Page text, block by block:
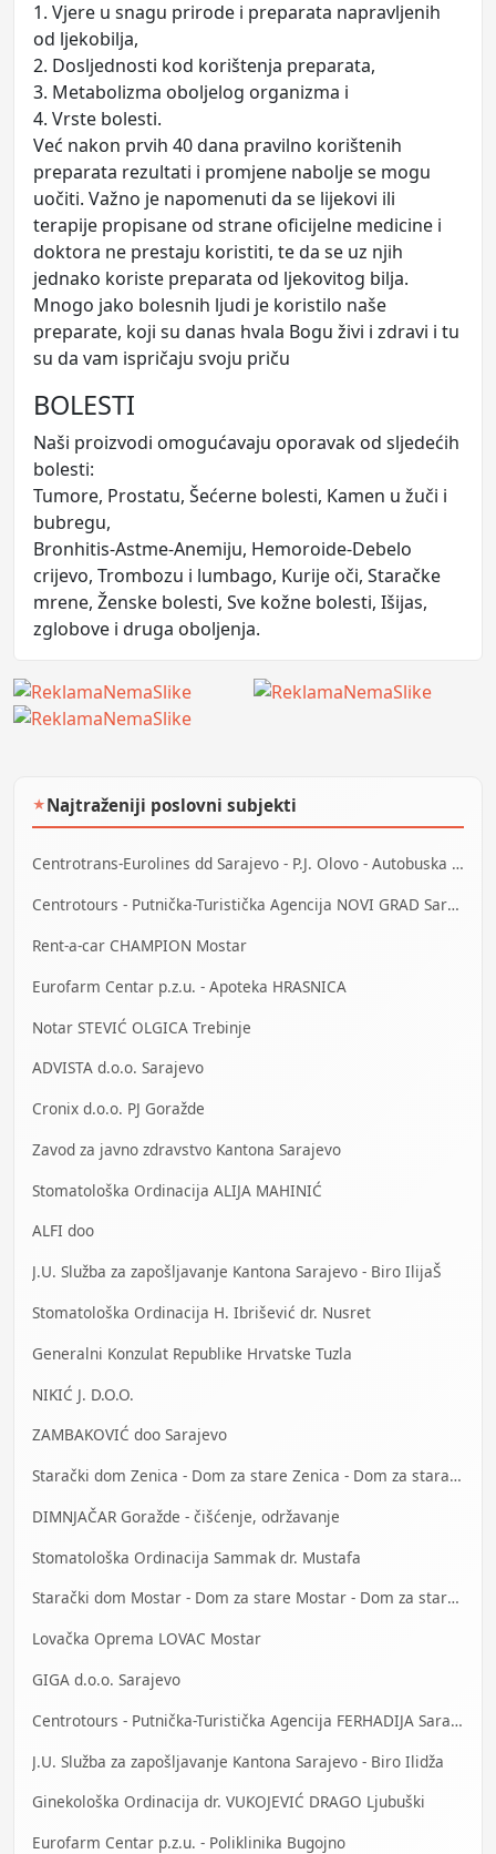
1. Vjere u snagu prirode i preparata napravljenih
od ljekobilja,
2. Dosljednosti kod korištenja preparata,
3. Metabolizma oboljelog organizma i
4. Vrste bolesti.
Već nakon prvih 40 dana pravilno korištenih
preparata rezultati i promjene nabolje se mogu
uočiti. Važno je napomenuti da se lijekovi ili
terapije propisane od strane oficijelne medicine i
doktora ne prestaju koristiti, te da se uz njih
jednako koriste preparata od ljekovitog bilja.
Mnogo jako bolesnih ljudi je koristilo naše
preparate, koji su danas hvala Bogu živi i zdravi i tu
su da vam ispričaju svoju priču
BOLESTI
Naši proizvodi omogućavaju oporavak od sljedećih
bolesti:
Tumore, Prostatu, Šećerne bolesti, Kamen u žuči i
bubregu,
Bronhitis-Astme-Anemiju, Hemoroide-Debelo
crijevo, Trombozu i lumbago, Kurije oči, Staračke
mrene, Ženske bolesti, Sve kožne bolesti, Išijas,
zglobove i druga oboljenja.
★Najtraženiji poslovni subjekti
Centrotrans-Eurolines dd Sarajevo - P.J. Olovo - Autobuska stanica
Centrotours - Putnička-Turistička Agencija NOVI GRAD Sarajevo
Rent-a-car CHAMPION Mostar
Eurofarm Centar p.z.u. - Apoteka HRASNICA
Notar STEVIĆ OLGICA Trebinje
ADVISTA d.o.o. Sarajevo
Cronix d.o.o. PJ Goražde
Zavod za javno zdravstvo Kantona Sarajevo
Stomatološka Ordinacija ALIJA MAHINIĆ
ALFI doo
J.U. Služba za zapošljavanje Kantona Sarajevo - Biro IlijaŠ
Stomatološka Ordinacija H. Ibrišević dr. Nusret
Generalni Konzulat Republike Hrvatske Tuzla
NIKIĆ J. D.O.O.
ZAMBAKOVIĆ doo Sarajevo
Starački dom Zenica - Dom za stare Zenica - Dom za stara lica Zenica
DIMNJAČAR Goražde - čišćenje, održavanje
Stomatološka Ordinacija Sammak dr. Mustafa
Starački dom Mostar - Dom za stare Mostar - Dom za stara lica Mostar
Lovačka Oprema LOVAC Mostar
GIGA d.o.o. Sarajevo
Centrotours - Putnička-Turistička Agencija FERHADIJA Sarajevo
J.U. Služba za zapošljavanje Kantona Sarajevo - Biro Ilidža
Ginekološka Ordinacija dr. VUKOJEVIĆ DRAGO Ljubuški
Eurofarm Centar p.z.u. - Poliklinika Bugojno